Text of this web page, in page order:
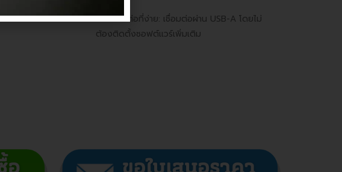
การเชื่อมต่อที่ง่าย: เชื่อมต่อผ่าน USB-A โดยไม่
ต้องติดตั้งซอฟต์แวร์เพิ่มเติม